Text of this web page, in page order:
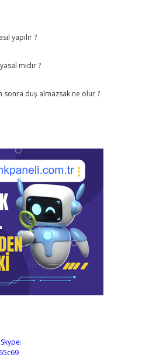
yapılır ?
mıdır ?
sonra duş almazsak ne olur ?
Skype: